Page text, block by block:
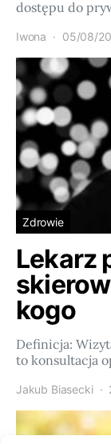
dostępu do
Iwona 05/08/
Zdrowie
Lekarz
kogo
Definicja:
to konsultacja
Jakub Biasecki